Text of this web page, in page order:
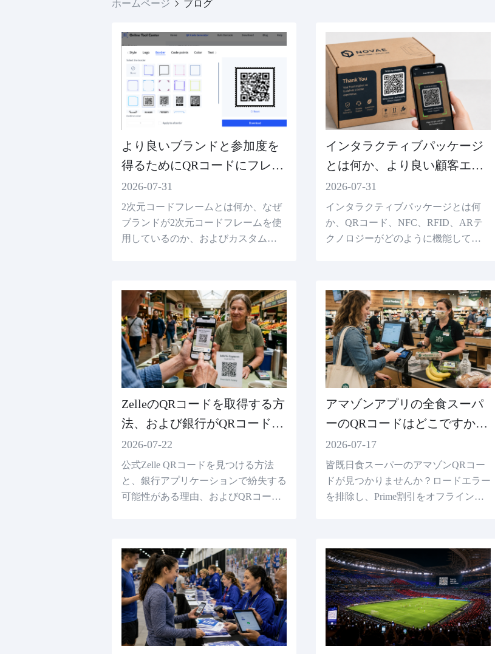
ホームページ ブログ
より良いブランドと参加度を
得るためにQRコードにフレー
ムを追加する方法
2026-07-31
2次元コードフレームとは何か、なぜ
ブランドが2次元コードフレームを使
用しているのか、およびカスタムフレ
インタラクティブパッケージ
とは何か、より良い顧客エク
スペリエンスを生み出す方法
2026-07-31
インタラクティブパッケージとは何
か、QRコード、NFC、RFID、ARテ
クノロジーがどのように機能している
ZelleのQRコードを取得する方
法、および銀行がQRコードを
提供しない場合はどうすれば
いいのか
2026-07-22
公式Zelle QRコードを見つける方法
と、銀行アプリケーションで紛失する
可能性がある理由、およびQRコード
アマゾンアプリの全食スーパ
ーのQRコードはどこですか。
（2026会計ガイド）
2026-07-17
皆既日食スーパーのアマゾンQRコー
ドが見つかりませんか？ロードエラー
を排除し、Prime割引をオフラインに